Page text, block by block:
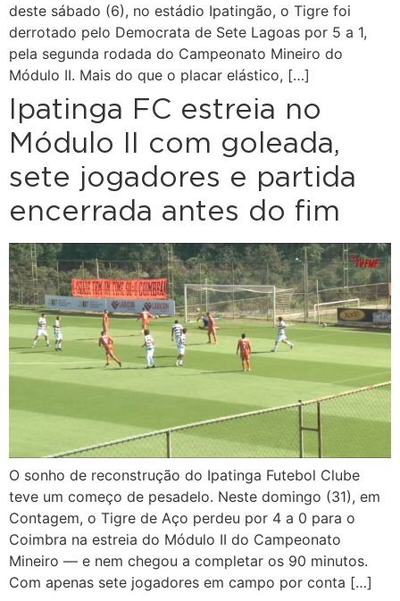
deste sábado (6), no estádio Ipatingão, o Tigre foi
derrotado pelo Democrata de Sete Lagoas por 5 a 1,
pela segunda rodada do Campeonato Mineiro do
Módulo II. Mais do que o placar elástico, […]
Ipatinga FC estreia no
Módulo II com goleada,
sete jogadores e partida
encerrada antes do fim
O sonho de reconstrução do Ipatinga Futebol Clube
teve um começo de pesadelo. Neste domingo (31), em
Contagem, o Tigre de Aço perdeu por 4 a 0 para o
Coimbra na estreia do Módulo II do Campeonato
Mineiro — e nem chegou a completar os 90 minutos.
Com apenas sete jogadores em campo por conta […]